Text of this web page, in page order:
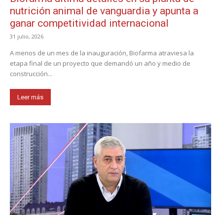
nutrición animal de vanguardia y apunta a
ganar competitividad internacional
31 julio, 2026
A menos de un mes de la inauguración, Biofarma atraviesa la
etapa final de un proyecto que demandó un año y medio de
construcción...
Leer más